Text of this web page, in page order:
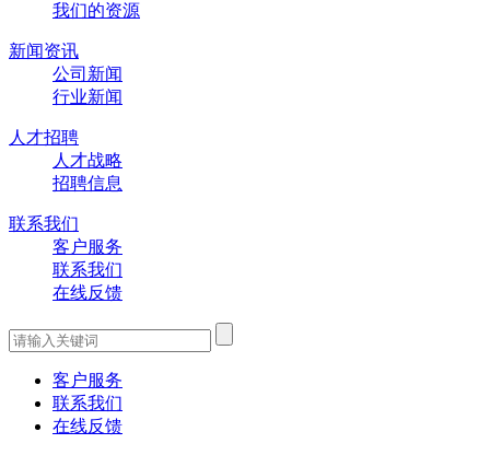
我们的资源
新闻资讯
公司新闻
行业新闻
人才招聘
人才战略
招聘信息
联系我们
客户服务
联系我们
在线反馈
客户服务
联系我们
在线反馈